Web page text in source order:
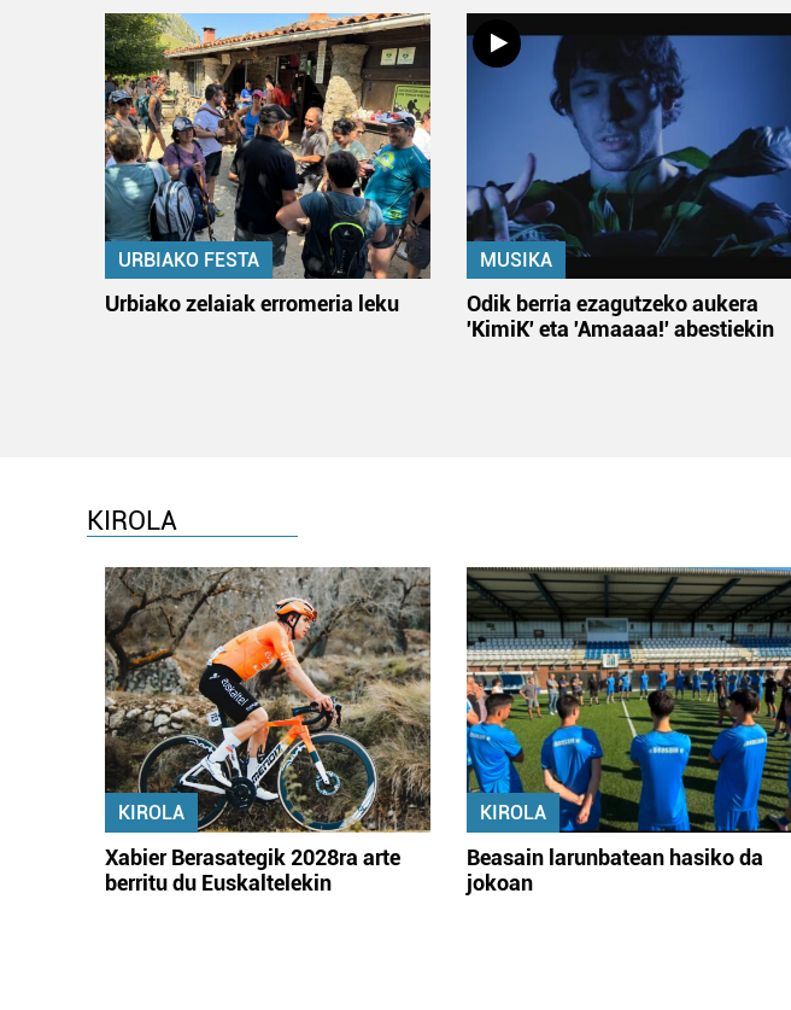
URBIAKO FESTA
Urbiako zelaiak erromeria leku
MUSIKA
Odik berria ezagutzeko aukera
'KimiK' eta 'Amaaaa!' abestiekin
KIROLA
KIROLA
Xabier Berasategik 2028ra arte
berritu du Euskaltelekin
KIROLA
Beasain larunbatean hasiko da
jokoan